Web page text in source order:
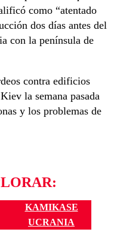
como “atentado
dos días antes del
con la península de
contra edificios
la semana pasada
y los problemas de
KAMIKASE
UCRANIA